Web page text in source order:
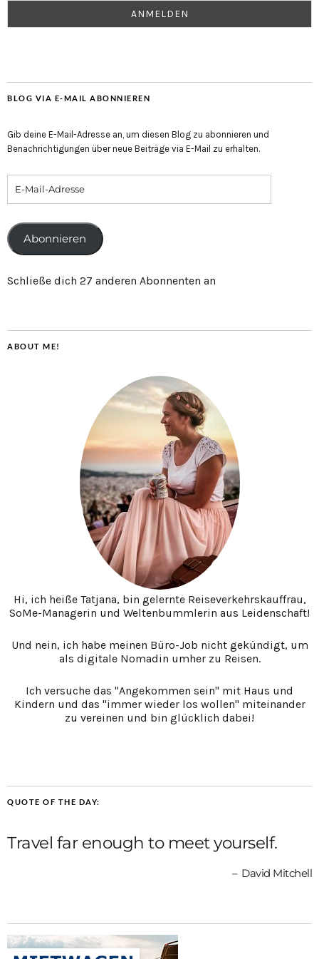
BLOG VIA E-MAIL ABONNIEREN
Gib deine E-Mail-Adresse an, um diesen Blog zu abonnieren und
Benachrichtigungen über neue Beiträge via E-Mail zu erhalten.
Abonnieren
Schließe dich 27 anderen Abonnenten an
ABOUT ME!
Hi, ich heiße Tatjana, bin gelernte Reiseverkehrskauffrau,
SoMe-Managerin und Weltenbummlerin aus Leidenschaft!
Und nein, ich habe meinen Büro-Job nicht gekündigt, um
als digitale Nomadin umher zu Reisen.
Ich versuche das "Angekommen sein" mit Haus und
Kindern und das "immer wieder los wollen" miteinander
zu vereinen und bin glücklich dabei!
QUOTE OF THE DAY:
Travel far enough to meet yourself.
David Mitchell